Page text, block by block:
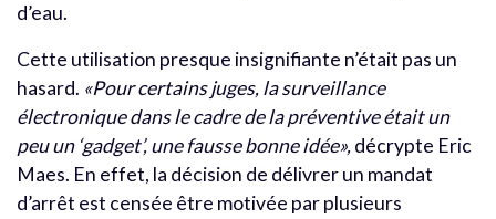
d’eau.
Cette utilisation presque insignifiante n’était pas un
hasard. «Pour certains juges, la surveillance
électronique dans le cadre de la préventive était un
peu un ‘gadget’, une fausse bonne idée»,décrypte Eric
Maes. En effet, la décision de délivrer un mandat
d’arrêt est censée être motivée par plusieurs